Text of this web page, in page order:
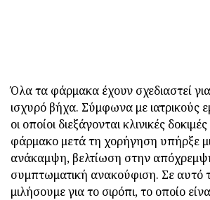
Όλα τα φάρμακα έχουν σχεδιαστεί
ισχυρό βήχα. Σύμφωνα με ιατρικούς
οι οποίοι διεξάγονται κλινικές
φάρμακο μετά τη χορήγηση υπήρξε
ανάκαμψη, βελτίωση στην
συμπτωματική ανακούφιση. Σε αυτό
μιλήσουμε για το σιρόπι, το οποίο